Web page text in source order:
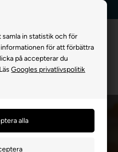
in statistik och för
för att förbättra
på accepterar du
Googles privatlivspolitik
»Reflex Halsband